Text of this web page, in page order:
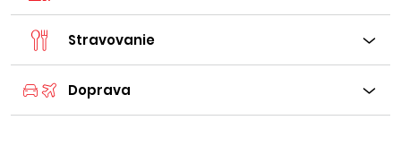
Stravovanie
Doprava